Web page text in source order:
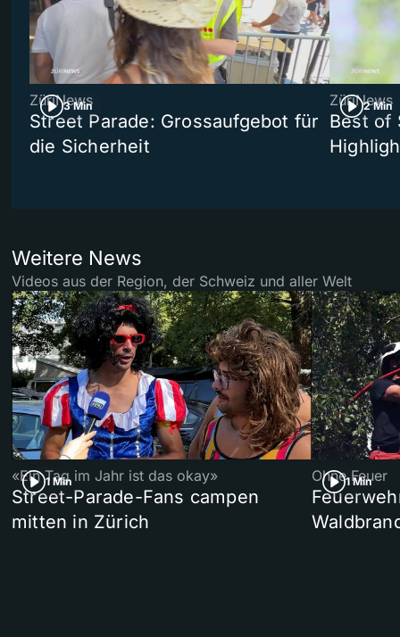
3 Min
ZüriNews
Street Parade: Grossaufgebot für
die Sicherheit
2 Min
ZüriNews
Best of
Weitere News
Videos aus der Region, der Schweiz und aller Welt
1 Min
«Ein Tag im Jahr ist das okay»
Street-Parade-Fans campen
mitten in Zürich
1 Min
Ohne Feuer